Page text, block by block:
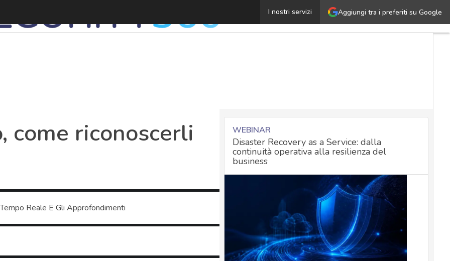
Aggiungi tra i preferiti su Google
I nostri servizi
Malware: cosa sono, come riconoscerli e come
come riconoscerli
Reale E Gli Approfondimenti
WEBINAR
Disaster Recovery as a Service: dalla
continuità operativa alla resilienza del
business